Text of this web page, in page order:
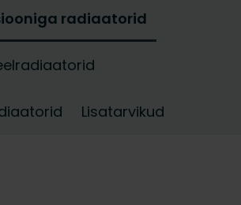
radiaatorid
Lisatarvikud